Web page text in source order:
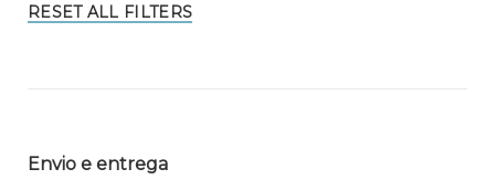
RESET ALL FILTERS
Envio e entrega